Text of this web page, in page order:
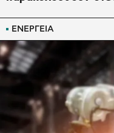
ΕΝΕΡΓΕΙΑ